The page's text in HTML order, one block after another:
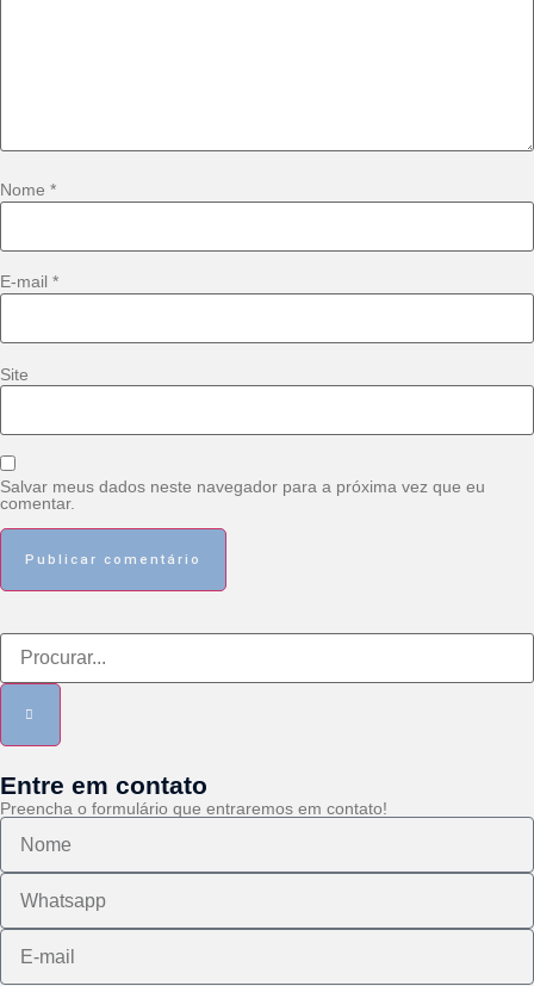
Nome *
E-mail *
Site
Salvar meus dados neste navegador para a próxima vez que eu
comentar.
Entre em contato
Preencha o formulário que entraremos em contato!